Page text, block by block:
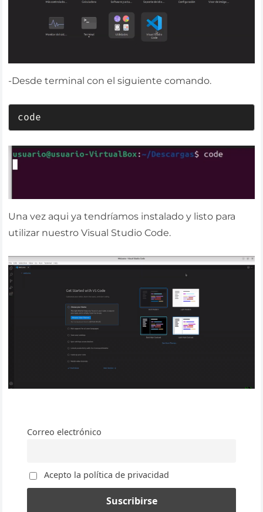
-Desde terminal con el siguiente comando.
code
Una vez aqui ya tendríamos instalado y listo para
utilizar nuestro Visual Studio Code.
Correo electrónico
Acepto la política de privacidad